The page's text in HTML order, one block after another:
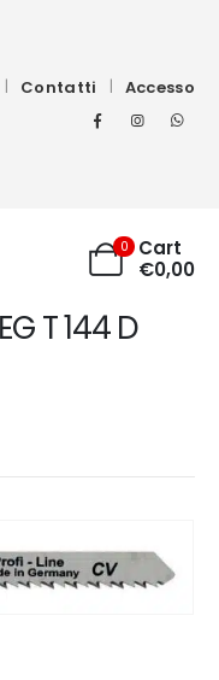
Contatti Accesso
0
Cart
€0,00
T 144 D